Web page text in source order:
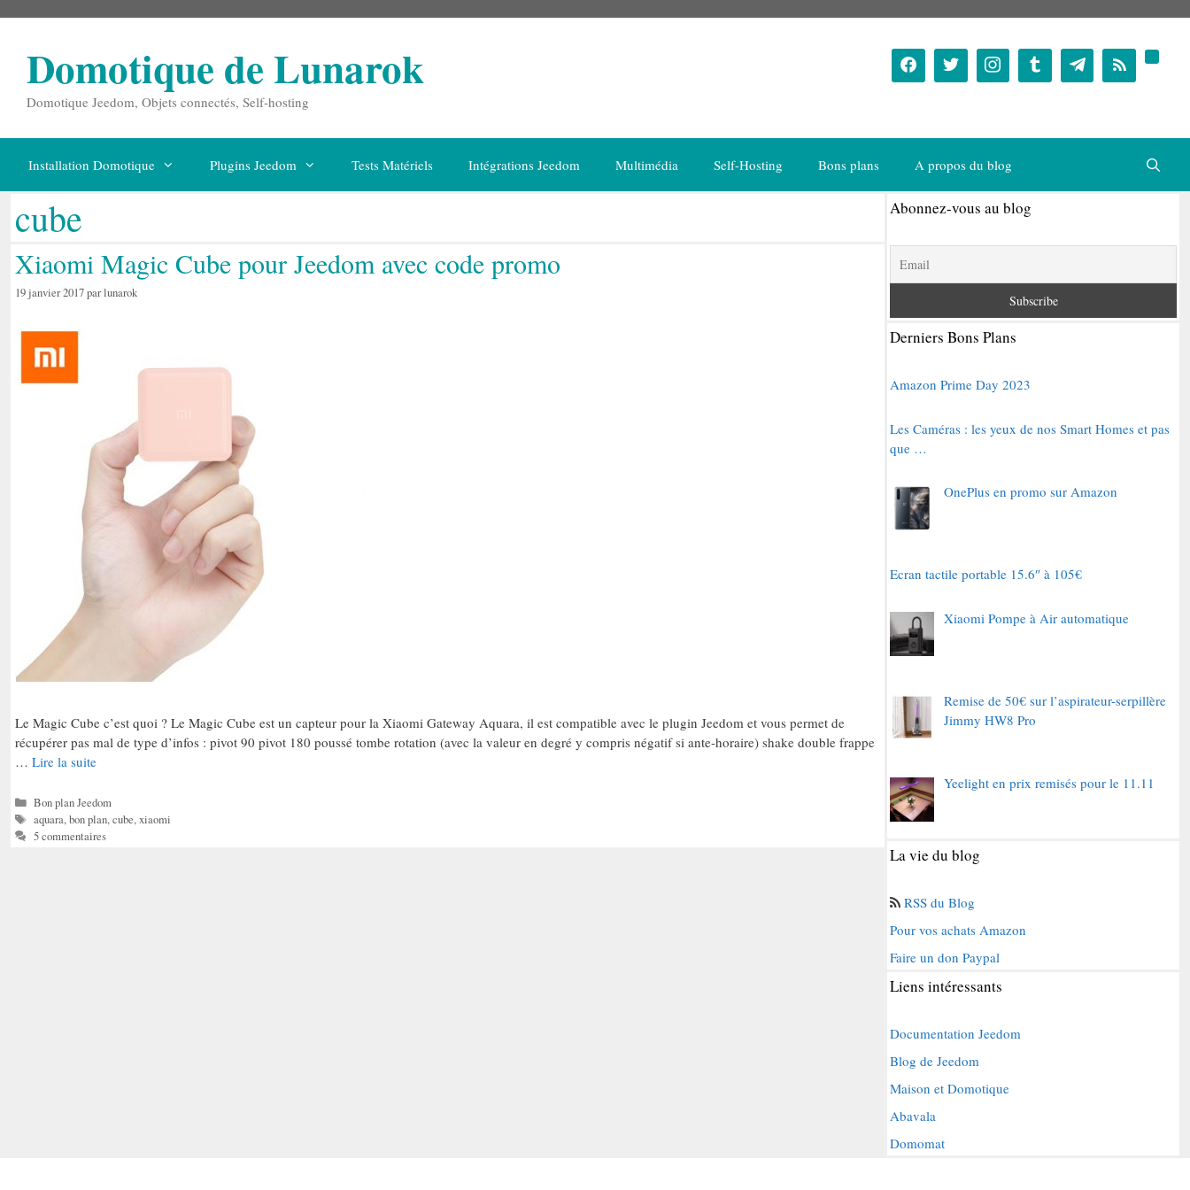
Domotique de Lunarok
Domotique Jeedom, Objets connectés, Self-hosting
Installation Domotique Plugins Jeedom Tests Matériels Intégrations Jeedom Multimédia Self-Hosting Bons plans A propos du blog
cube
Xiaomi Magic Cube pour Jeedom avec code promo
19 janvier 2017parlunarok
Le Magic Cube c’est quoi ? Le Magic Cube est un capteur pour la Xiaomi Gateway Aquara, il est compatible avec le plugin Jeedom et vous permet de
récupérer pas mal de type d’infos : pivot 90 pivot 180 poussé tombe rotation (avec la valeur en degré y compris négatif si ante-horaire) shake double frappe
… Lire la suite
Catégories
Bon plan Jeedom
Étiquettes
aquara,bon plan,cube,xiaomi
5 commentaires
Abonnez-vous au blog
Derniers Bons Plans
Amazon Prime Day 2023
Les Caméras : les yeux de nos Smart Homes et pas
que …
OnePlus en promo sur Amazon
Ecran tactile portable 15.6″ à 105€
Xiaomi Pompe à Air automatique
Remise de 50€ sur l’aspirateur-serpillère
Jimmy HW8 Pro
Yeelight en prix remisés pour le 11.11
La vie du blog
RSS du Blog
Pour vos achats Amazon
Faire un don Paypal
Liens intéressants
Documentation Jeedom
Blog de Jeedom
Maison et Domotique
Abavala
Domomat